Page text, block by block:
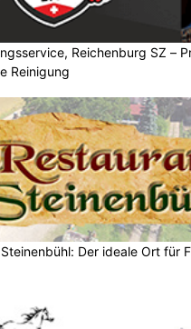
Reichenburg SZ –
Reinigung
Der ideale Ort für